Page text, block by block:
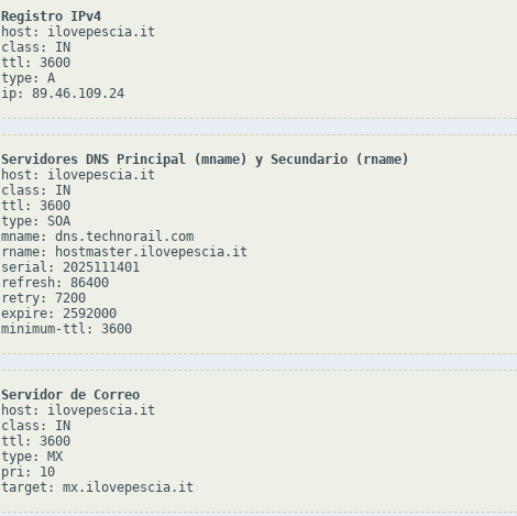
Registro IPv4
host: ilovepescia.it
class: IN
ttl: 3600
type: A
ip: 89.46.109.24
Servidores DNS Principal (mname) y Secundario (rname)
host: ilovepescia.it
class: IN
ttl: 3600
type: SOA
mname: dns.technorail.com
rname: hostmaster.ilovepescia.it
serial: 2025111401
refresh: 86400
retry: 7200
expire: 2592000
minimum-ttl: 3600
Servidor de Correo
host: ilovepescia.it
class: IN
ttl: 3600
type: MX
pri: 10